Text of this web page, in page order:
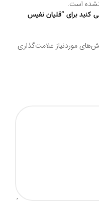
است.
کنید برای “قلیان نفیس
موردنیاز علامت‌گذاری